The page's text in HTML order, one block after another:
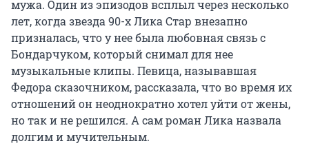
мужа. Один из эпизодов всплыл через несколько
лет, когда звезда 90-х Лика Стар внезапно
призналась, что у нее была любовная связь с
Бондарчуком, который снимал для нее
музыкальные клипы. Певица, называвшая
Федора сказочником, рассказала, что во время их
отношений он неоднократно хотел уйти от жены,
но так и не решился. А сам роман Лика назвала
долгим и мучительным.